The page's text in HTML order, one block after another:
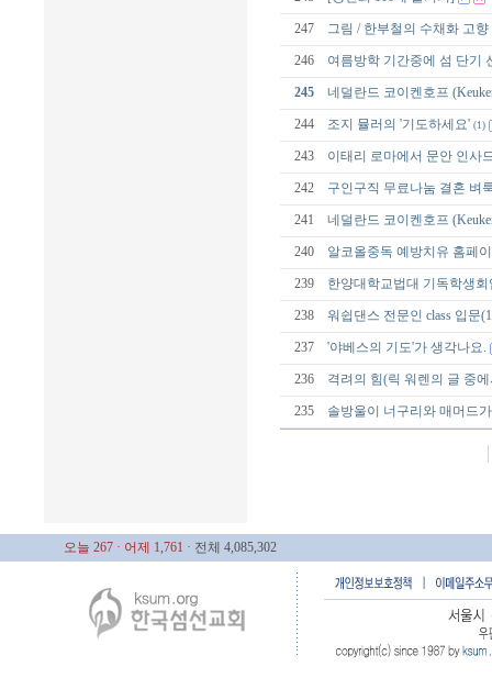
247 그림 / 한부철의 수채화 고
246 여름방학 기간중에 섬 단기
245 네덜란드 코이켄호프
244 조지 뮬러의 '기도하세요' (1)
243 이태리 로마에서 문안 인사
242 구인구직 무료나눔 결혼 벼
241 네덜란드 코이켄호프
240 알코올중독 예방치유 홈페
239 한양대학교법대 기독학생회
238 워쉽댄스 전문인 class 입문
237 '야베스의 기도'가 생각나요.
236 격려의 힘(릭 워렌의 글 중
235 솔방울이 너구리와 매머드
오늘 267 · 어제 1,761 · 전체 4,085,302